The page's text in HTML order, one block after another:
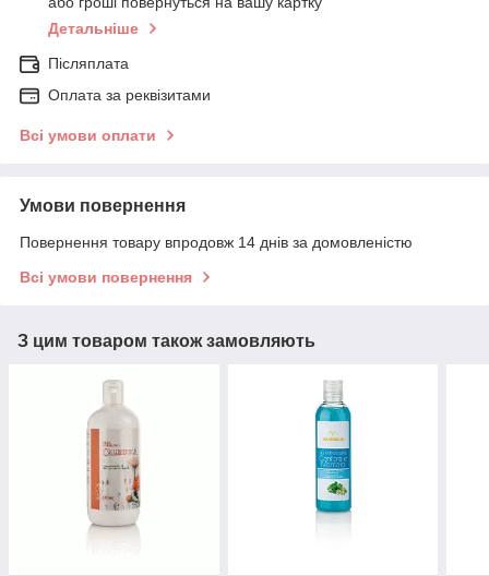
Детальніше
Післяплата
Оплата за реквізитами
Всі умови оплати
Умови повернення
Повернення товару впродовж 14 днів за домовленістю
Всі умови повернення
З цим товаром також замовляють